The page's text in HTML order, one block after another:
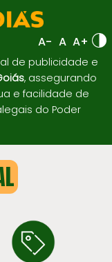
A- A A+
de publicidade e
, assegurando
e facilidade de
do Poder